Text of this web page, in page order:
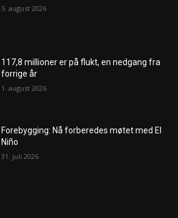
5. august 2026
117,8 millioner er på flukt, en nedgang fra
forrige år
1. august 2026
Forebygging: Nå forberedes møtet med El
Niño
31. juli 2026